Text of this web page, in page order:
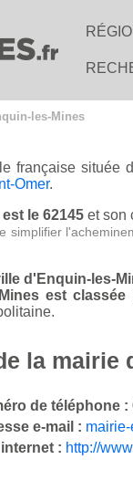
les-Mines
française située
Omer.
le 62145 et son
d'Enquin-les-
est
la mairie
de téléphone :
e-mail :
: http://